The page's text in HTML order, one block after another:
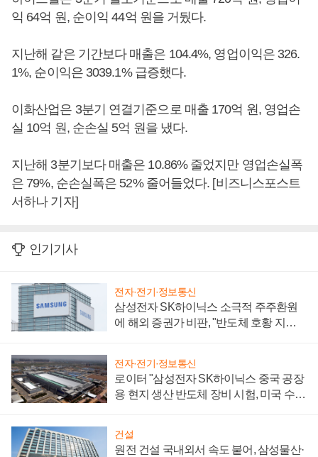
익 64억 원, 순이익 44억 원을 거뒀다.
지난해 같은 기간보다 매출은 104.4%, 영업이익은 326.
1%, 순이익은 3039.1% 급증했다.
이화산업은 3분기 연결기준으로 매출 170억 원, 영업손
실 10억 원, 순손실 5억 원을 냈다.
지난해 3분기보다 매출은 10.86% 줄었지만 영업손실폭
은 79%, 순손실폭은 52% 줄어들었다. [비즈니스포스트
서하나 기자]
인기기사
전자·전기·정보통신
삼성전자 SK하이닉스 소극적 주주환원
에 해외 증권가 비판, "반도체 호황 지속
전자·전기·정보통신
로이터 "삼성전자 SK하이닉스 중국 공장
용 현지 생산 반도체 장비 시험, 미국 수출
건설
원전 건설 국내외서 속도 붙어, 삼성물산·